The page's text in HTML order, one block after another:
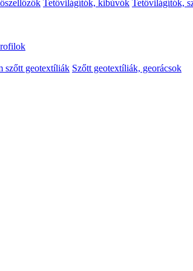
Tetővilágítók, kibúvók Tetővilágítók,
szőtt geotextíliák Szőtt geotextíliák, georácsok